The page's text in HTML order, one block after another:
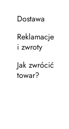
Dostawa
Reklamacje
i zwroty
Jak zwrócić
towar?